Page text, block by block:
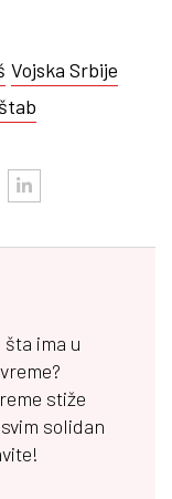
Vojska Srbije
ima u
stiže
solidan